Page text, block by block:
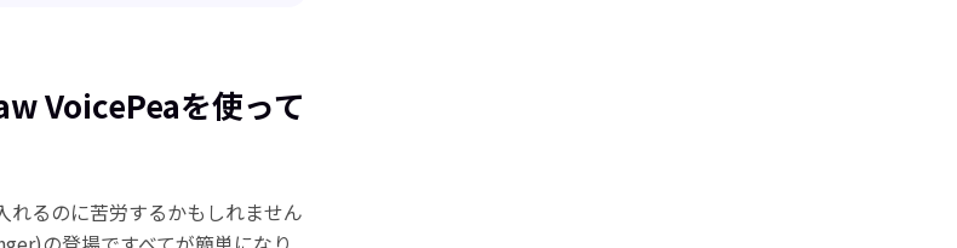
VoicePeaを使って
るのに苦労するかもしれません